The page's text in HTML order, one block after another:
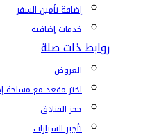
إضافة تأمين السفر
خدمات إضافية
روابط ذات صلة
العروض
اختر مقعد مع مساحة
حجز الفنادق
تأجير السيارات